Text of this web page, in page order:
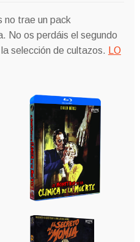
no trae un pack
No os perdáis el segundo
selección de cultazos.
LO